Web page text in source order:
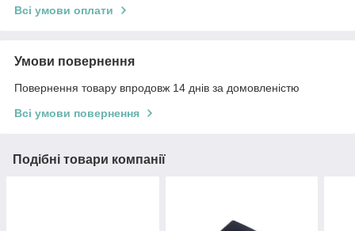
Всі умови оплати
Умови повернення
Повернення товару впродовж 14 днів за домовленістю
Всі умови повернення
Подібні товари компанії